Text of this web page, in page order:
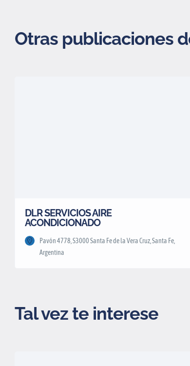
Otras publicaciones
DLR SERVICIOS AIRE
ACONDICIONADO
Pavón 4778, S3000 Santa Fe de la Vera Cruz, Santa Fe,
Argentina
Tal vez te interese